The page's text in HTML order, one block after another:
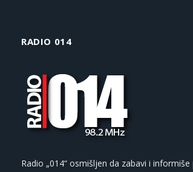
RADIO 014
Radio „014“ osmišljen da zabavi i